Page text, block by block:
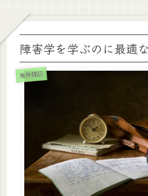
障害学を学ぶのに最適
海外雑記